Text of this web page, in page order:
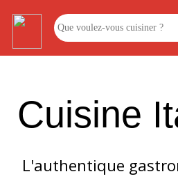
Cuisine
L'authentique